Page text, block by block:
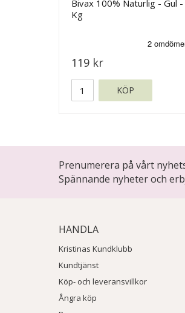
Bivax 100% Naturlig - Gul
Kg
119 kr
KÖP
Prenumerera på vårt
Spännande nyheter och
HANDLA
Kristinas Kundklubb
Kundtjänst
Köp- och leveransvillkor
Ångra köp